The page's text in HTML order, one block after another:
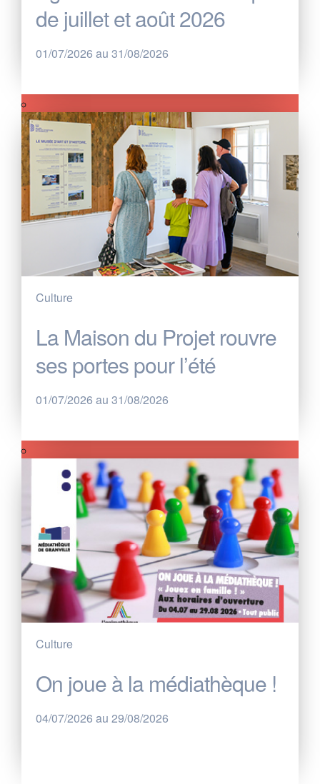
de juillet et août 2026
01/07/2026 au 31/08/2026
Culture
La Maison du Projet rouvre
ses portes pour l’été
01/07/2026 au 31/08/2026
Culture
On joue à la médiathèque !
04/07/2026 au 29/08/2026